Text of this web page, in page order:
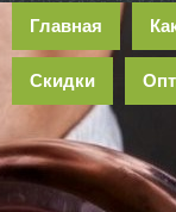
Главная
Скидки